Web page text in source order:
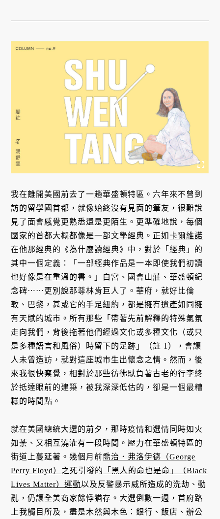
我在離開美國前去了一趟華盛頓特區。六年來不曾到
訪的留學國首都，就像始終沒有見面的筆友，很難說
見了面會感覺更熟悉還是更陌生。更準確地說，每個
國家的首都大概都像是一部文學經典。正如卡爾維諾
在他那經典的《為什麼讀經典》中，對於「經典」的
其中一個定義：「一部經典作品是一本即使我們初讀
也好像是在重溫的書。」白宮、國會山莊、華盛頓紀
念碑⋯⋯更別說那尊林肯巨人了。華府，就好比倫
敦、巴黎，甚或它的手足紐約，都是擁有遺產如同擁
有天賦的城市。所有那些「帶著先前解釋的特殊氣氛
走向我們，背後拖著他們經過文化或多種文化（或只
是多種語言和風俗）時留下的足跡」（註 1），會讓
人未曾造訪，就對這座城市生出懷念之情。然而，後
來我很快察覺，相對於那些彷彿馱負著古老的行李終
於抵達眼前的建築，被我深深低估的，卻是一個最糟
糕的時間點。
就在美國總統大選的前夕，那時疫情和選情同時如火
如荼、又相互澆灌有一段時間。壓力在華盛頓特區的
街道上蔓延著。幾個月前喬治．弗洛伊德（George
Perry Floyd） 之死引發的
「黑人的命也是命」（Black
Lives Matter）運動以及反警暴示威所造成的洗劫、動
亂，仍讓全美商家餘悸猶存。大選倒數一週，首府路
上我觸目所及，盡是木然與木色：銀行、飯店、辦公